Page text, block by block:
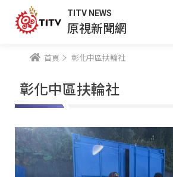
TITV NEWS
原視新聞網
首頁 彰化中區扶輪社
彰化中區扶輪社